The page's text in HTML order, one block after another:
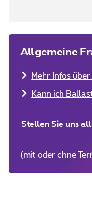
Allgemeine
Mehr Infos
Kann ich
Stellen Sie uns
(mit oder ohne